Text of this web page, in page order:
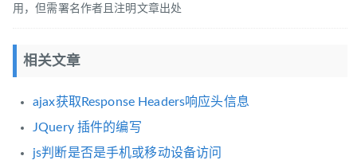
用，但需署名作者且注明文章出处
相关文章
ajax获取Response Headers响应头信息
JQuery 插件的编写
js判断是否是手机或移动设备访问